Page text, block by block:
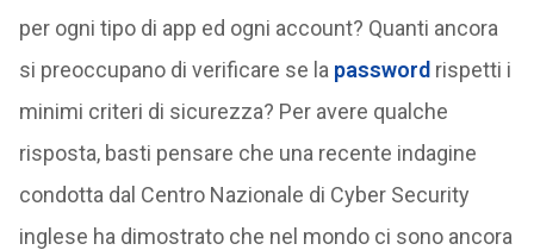
per ogni tipo di app ed ogni account? Quanti ancora
si preoccupano di verificare se la password rispetti i
minimi criteri di sicurezza? Per avere qualche
risposta, basti pensare che una recente indagine
condotta dal Centro Nazionale di Cyber Security
inglese ha dimostrato che nel mondo ci sono ancora